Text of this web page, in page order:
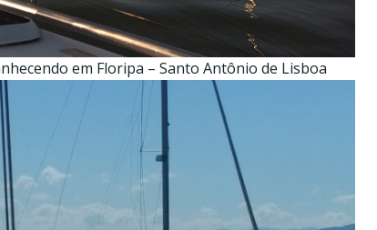
em Floripa – Santo Antônio de Lisboa